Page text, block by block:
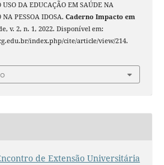
DA EDUCAÇÃO EM SAÚDE NA
NA PESSOA IDOSA. Caderno Impacto em
v. 2, n. 1, 2022. Disponível em:
index.php/cite/article/view/214.
de Extensão Universitária